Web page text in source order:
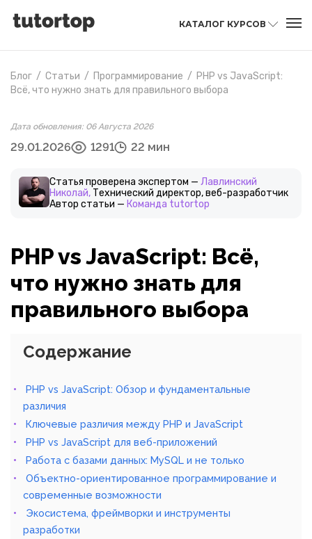
КАТАЛОГ КУРСОВ
Блог / Статьи / Программирование / PHP vs JavaScript:
Всё, что нужно знать для правильного выбора
Дата обновления: 06 Августа 2026
29.01.2026 1291 22 мин
Статья проверена экспертом — Лавлинский
Николай, Технический директор, веб-разработчик
Автор статьи — Команда tutortop
PHP vs JavaScript: Всё,
что нужно знать для
правильного выбора
Содержание
PHP vs JavaScript: Обзор и фундаментальные
различия
Ключевые различия между PHP и JavaScript
PHP vs JavaScript для веб-приложений
Работа с базами данных: MySQL и не только
Объектно-ориентированное программирование и
современные возможности
Экосистема, фреймворки и инструменты
разработки